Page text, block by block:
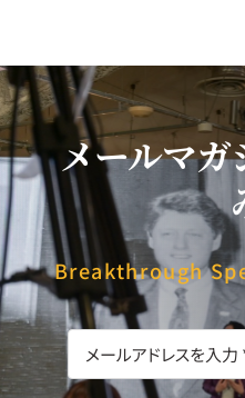
メールマ
Breakthrough